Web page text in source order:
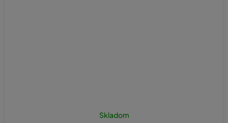
Skladom